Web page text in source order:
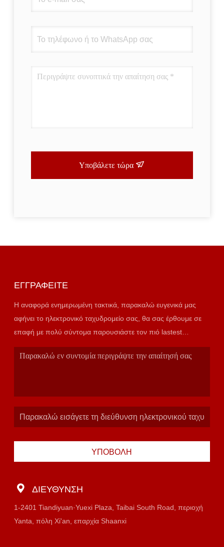
Υποβάλετε τώρα
ΕΓΓΡΑΦΕΊΤΕ
Η αναφορά ενημερωμένη τακτικά, παρακαλώ ευγενικά μας
αφήνει το ηλεκτρονικό ταχυδρομείο σας, θα σας έρθουμε σε
επαφή με πολύ σύντομα παρουσιάστε τον πιό lastest
κατάλογο.
ΥΠΟΒΟΛΉ
ΔΙΕΎΘΥΝΣΗ
1-2401 Tiandiyuan·Yuexi Plaza, Taibai South Road, περιοχή
Yanta, πόλη Xi'an, επαρχία Shaanxi